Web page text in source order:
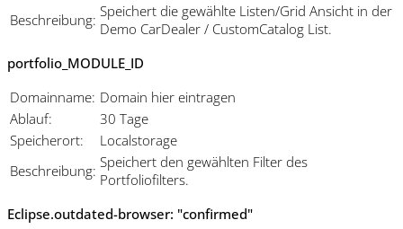
Beschreibung: Speichert die gewählte Listen/Grid Ansicht in der
Demo CarDealer / CustomCatalog List.
portfolio_MODULE_ID
Domainname: Domain hier eintragen
Ablauf:
30 Tage
Speicherort:
Localstorage
Beschreibung: Speichert den gewählten Filter des
Portfoliofilters.
Eclipse.outdated-browser: "confirmed"